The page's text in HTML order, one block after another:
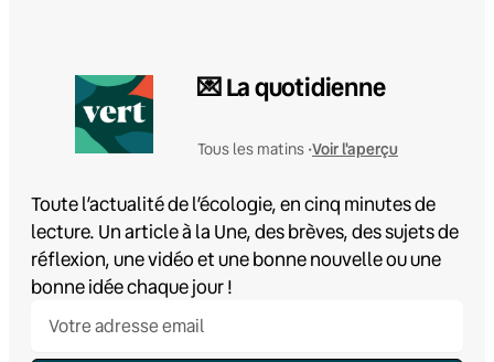
💌 La quotidienne
Tous les matins •Voir l'aperçu
Toute l’actualité de l’écologie, en cinq minutes de
lecture. Un article à la Une, des brèves, des sujets de
réflexion, une vidéo et une bonne nouvelle ou une
bonne idée chaque jour !